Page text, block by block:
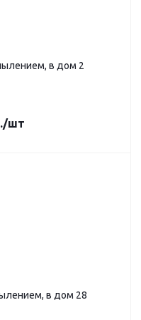
в дом 2
/шт
в дом 28